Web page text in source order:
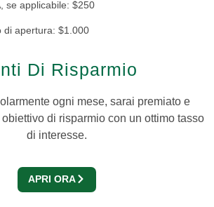
se applicabile: $250
di apertura: $1.000
Di Risparmio
ogni mese, sarai premiato e
di risparmio con un ottimo tasso
di interesse.
APRI ORA